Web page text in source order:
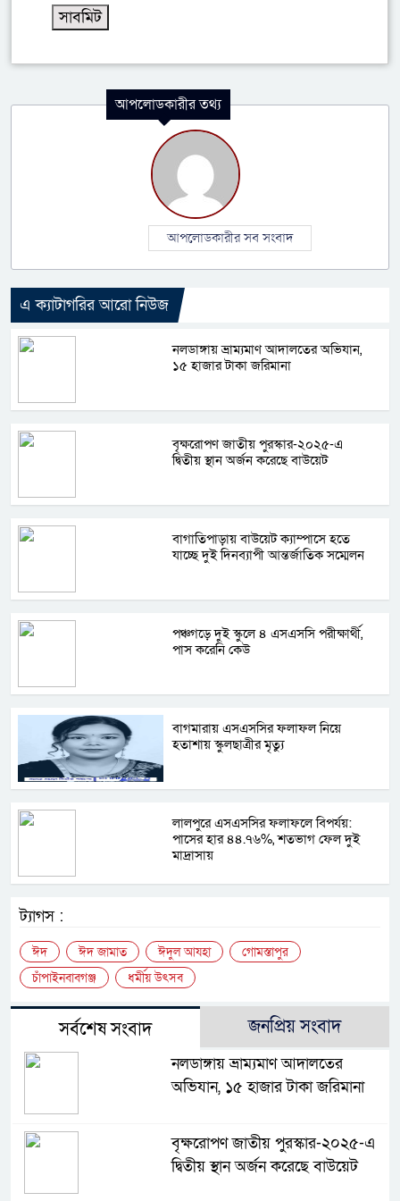
আপলোডকারীর তথ্য
আপলোডকারীর সব সংবাদ
এ ক্যাটাগরির আরো নিউজ
নলডাঙ্গায় ভ্রাম্যমাণ আদালতের অভিযান,
১৫ হাজার টাকা জরিমানা
বৃক্ষরোপণ জাতীয় পুরস্কার-২০২৫-এ
দ্বিতীয় স্থান অর্জন করেছে বাউয়েট
বাগাতিপাড়ায় বাউয়েট ক্যাম্পাসে হতে
যাচ্ছে দুই দিনব্যাপী আন্তর্জাতিক সম্মেলন
পঞ্চগড়ে দুই স্কুলে ৪ এসএসসি পরীক্ষার্থী,
পাস করেনি কেউ
বাগমারায় এসএসসির ফলাফল নিয়ে
হতাশায় স্কুলছাত্রীর মৃত্যু
লালপুরে এসএসসির ফলাফলে বিপর্যয়:
পাসের হার ৪৪.৭৬%, শতভাগ ফেল দুই
মাদ্রাসায়
ট্যাগস :
ঈদ ঈদ জামাত ঈদুল আযহা
গোমস্তাপুর
চাঁপাইনবাবগঞ্জ
ধর্মীয় উৎসব
সর্বশেষ সংবাদ জনপ্রিয় সংবাদ
নলডাঙ্গায় ভ্রাম্যমাণ আদালতের
অভিযান, ১৫ হাজার টাকা জরিমানা
বৃক্ষরোপণ জাতীয় পুরস্কার-২০২৫-এ
দ্বিতীয় স্থান অর্জন করেছে বাউয়েট